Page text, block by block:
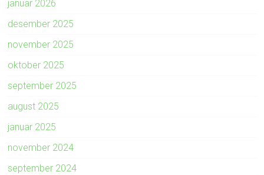
januar 2026
desember 2025
november 2025
oktober 2025
september 2025
august 2025
januar 2025
november 2024
september 2024